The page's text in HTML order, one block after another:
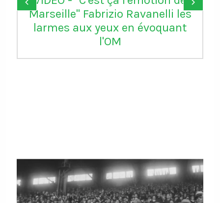
d’avoir "réparé une grande
injustice" en annulant le carton
rouge de Balogun reçu avec les
USA contre la Bosnie-